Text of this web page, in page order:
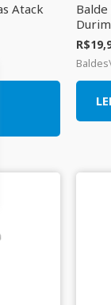
Atack
Balde
R$